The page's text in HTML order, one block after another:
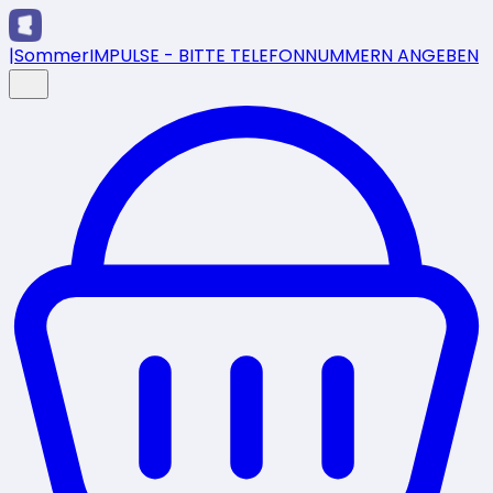
|SommerIMPULSE - BITTE TELEFONNUMMERN ANGEBEN